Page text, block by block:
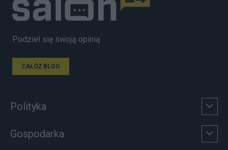
Podziel się swoją opinią
ZAŁÓŻ BLOG
Polityka
Gospodarka